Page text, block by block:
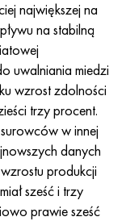
największej na
na stabilną
uwalniania miedzi
wzrost zdolności
trzy procent.
w innej
danych
produkcji
sześć i trzy
prawie sześć